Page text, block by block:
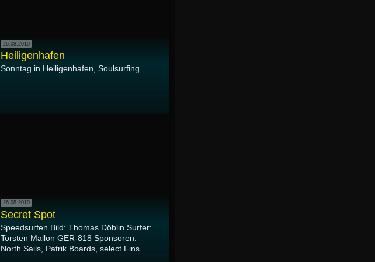
26.08.2010
Heiligenhafen
Sonntag in Heiligenhafen, Soulsurfing.
26.08.2010
Secret Spot
Speedsurfen Bild: Thomas Döblin Surfer:
Torsten Mallon GER-818 Sponsoren:
North Sails, Patrik Boards, select Fins...